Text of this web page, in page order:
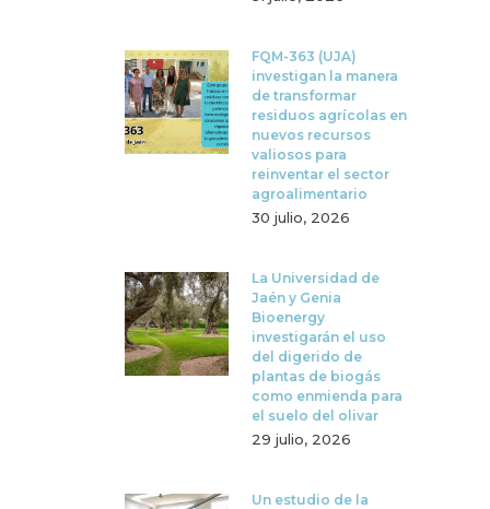
FQM-363 (UJA)
investigan la manera
de transformar
residuos agrícolas en
nuevos recursos
valiosos para
reinventar el sector
agroalimentario
30 julio, 2026
La Universidad de
Jaén y Genia
Bioenergy
investigarán el uso
del digerido de
plantas de biogás
como enmienda para
el suelo del olivar
29 julio, 2026
Un estudio de la